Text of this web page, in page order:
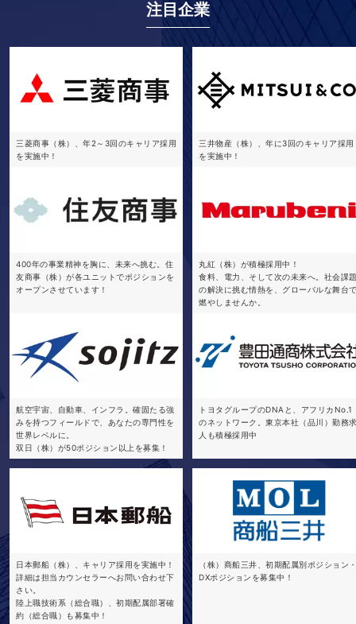
注目企業
三菱商事（株）、年2～3回のキャリア採用
を実施中！
三井物産（株）、年に3回のキャリア採用
を実施中！
400年の事業精神を胸に、未来へ挑む。住
友商事（株）が各ユニットでポジションを
オープンさせています！
丸紅（株）が積極採用中！
食料、電力、そして次の未来へ。社会課
の解決に挑む情熱を、グローバルな舞台
燃やしませんか。
航空宇宙、自動車、インフラ。確固たる強
みを持つフィールドで、あなたの専門性を
世界レベルに。
双日（株）が50ポジション以上を募集！
トヨタグループのDNAと、アフリカNo.1
のネットワーク。東京本社（品川）勤務
人も積極採用中
日本郵船（株）、キャリア採用を実施中！
詳細は担当カウンセラーへお問い合わせ下
さい。
陸上職技術系（総合職）、初期配属部署確
約（総合職）も募集中！
（株）商船三井、初期配属別ポジション
DXポジションを募集中！